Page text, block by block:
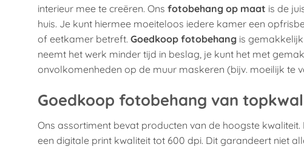
interieur mee te creëren. Ons fotobehang op maat is de
huis. Je kunt hiermee moeiteloos iedere kamer een
of eetkamer betreft. Goedkoop fotobehang is
neemt het werk minder tijd in beslag, je kunt het met
onvolkomenheden op de muur maskeren (bijv. moeilijk te
Goedkoop fotobehang van
Ons assortiment bevat producten van de hoogste kwaliteit.
een digitale print kwaliteit tot 600 dpi. Dit garandeert niet